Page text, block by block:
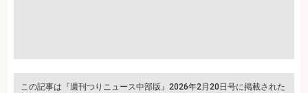
この記事は『週刊つりニュース中部版』2026年2月20日号に掲載された